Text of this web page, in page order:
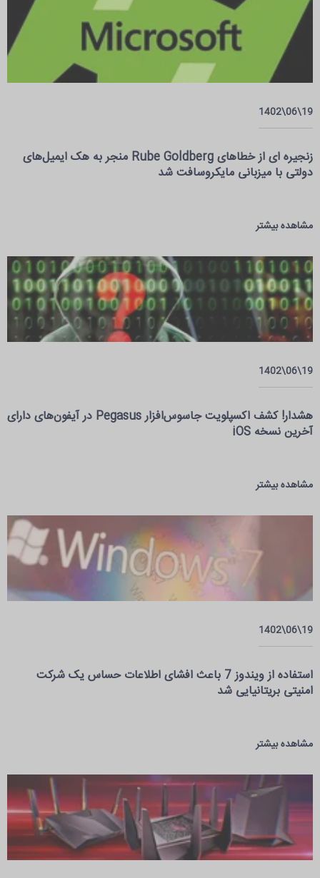
19\06\1402
زنجیره ای از خطاهای Rube Goldberg منجر به هک ایمیل‌های
دولتی با میزبانی مایکروسافت شد
مشاهده بیشتر
19\06\1402
هشدار! کشف اکسپلویت جاسوس‌افزار Pegasus در آیفون‌های دارای
آخرین نسخه iOS
مشاهده بیشتر
19\06\1402
استفاده از ویندوز 7 باعث افشای اطلاعات حساس یک شرکت
امنیتی بریتانیایی شد
مشاهده بیشتر